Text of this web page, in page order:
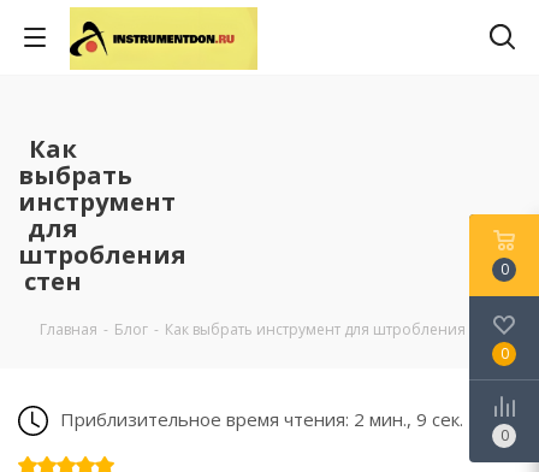
Как
выбрать
инструмент
для
штробления
стен
Главная - Блог - Как выбрать инструмент для штробления стен
Приблизительное время чтения: 2 мин., 9 сек.
0
0
0